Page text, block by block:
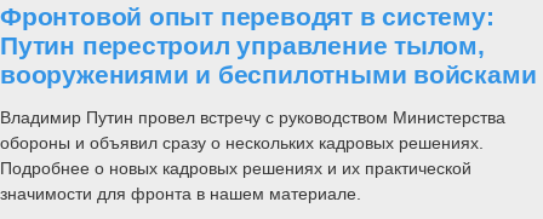
Фронтовой опыт переводят в систему:
Путин перестроил управление тылом,
вооружениями и беспилотными войсками
Владимир Путин провел встречу с руководством Министерства
обороны и объявил сразу о нескольких кадровых решениях.
Подробнее о новых кадровых решениях и их практической
значимости для фронта в нашем материале.